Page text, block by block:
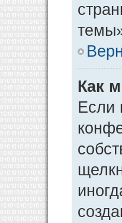
Как
Если